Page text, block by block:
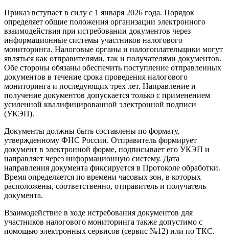
Приказ вступает в силу с 1 января 2026 года. Порядок
определяет общие положения организации электронного
взаимодействия при истребовании документов через
информационные системы участников налогового
мониторинга. Налоговые органы и налогоплательщики могут
являться как отправителями, так и получателями документов.
Обе стороны обязаны обеспечить поступление отправленных
документов в течение срока проведения налогового
мониторинга и последующих трех лет. Направление и
получение документов допускается только с применением
усиленной квалифицированной электронной подписи
(УКЭП).
Документы должны быть составлены по формату,
утвержденному ФНС России. Отправитель формирует
документ в электронной форме, подписывает его УКЭП и
направляет через информационную систему. Дата
направления документа фиксируется в Протоколе обработки.
Время определяется по времени часовых зон, в которых
расположены, соответственно, отправитель и получатель
документа.
Взаимодействие в ходе истребования документов для
участников налогового мониторинга также допустимо с
помощью электронных сервисов (сервис №12) или по ТКС.